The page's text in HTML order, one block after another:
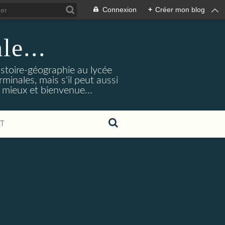
Connexion + Créer mon blog
géographie au lycée
mais s'il peut aussi
et bienvenue...